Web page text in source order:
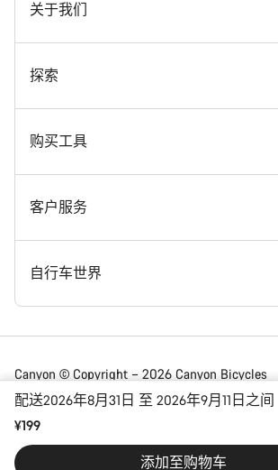
配送2026年8月31日 至 2026年9月11日之间
¥199
添加至购物车
关于我们
奖项
在 Canyon 工作
Canyon 新闻发布室
条款和条件
法律披露
数据保护声明
探索
新闻和故事
提示和建议
Canyon Home Koblenz
会员礼遇
Canyon App
购买工具
找到您梦寐以求的 Canyon 自行车
现货自行车
找到您的 Canyon 尺寸
自行车对比
客户服务
支持中心
服务网点
送货
自行车世界
公路车
砾石车
Canyon © Copyright – 2026 Canyon Bicycles
GmbH – 保留所有权利
China | 简体中文